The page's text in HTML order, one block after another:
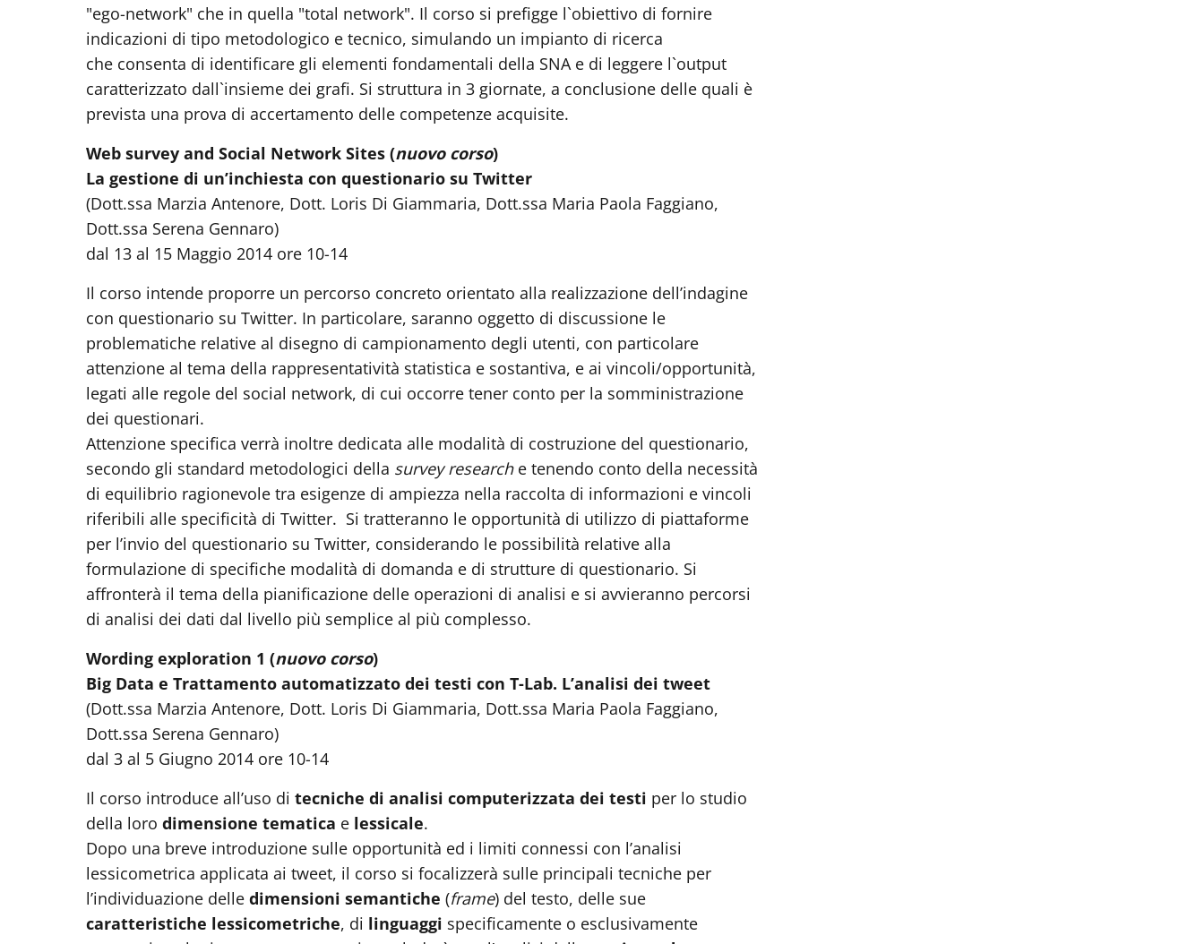
"ego-network" che in quella "total network". Il corso si prefigge l`obiettivo di fornire
indicazioni di tipo metodologico e tecnico, simulando un impianto di ricerca
che consenta di identificare gli elementi fondamentali della SNA e di leggere l`output
caratterizzato dall`insieme dei grafi. Si struttura in 3 giornate, a conclusione delle quali è
prevista una prova di accertamento delle competenze acquisite.
Web survey and Social Network Sites (nuovo corso)
La gestione di un’inchiesta con questionario su Twitter
(Dott.ssa Marzia Antenore, Dott. Loris Di Giammaria, Dott.ssa Maria Paola Faggiano,
Dott.ssa Serena Gennaro)
dal 13 al 15 Maggio 2014 ore 10-14
Il corso intende proporre un percorso concreto orientato alla realizzazione dell’indagine
con questionario su Twitter. In particolare, saranno oggetto di discussione le
problematiche relative al disegno di campionamento degli utenti, con particolare
attenzione al tema della rappresentatività statistica e sostantiva, e ai vincoli/opportunità,
legati alle regole del social network, di cui occorre tener conto per la somministrazione
dei questionari.
Attenzione specifica verrà inoltre dedicata alle modalità di costruzione del questionario,
secondo gli standard metodologici della survey researche tenendo conto della necessità
di equilibrio ragionevole tra esigenze di ampiezza nella raccolta di informazioni e vincoli
riferibili alle specificità di Twitter. Si tratteranno le opportunità di utilizzo di piattaforme
per l’invio del questionario su Twitter, considerando le possibilità relative alla
formulazione di specifiche modalità di domanda e di strutture di questionario. Si
affronterà il tema della pianificazione delle operazioni di analisi e si avvieranno percorsi
di analisi dei dati dal livello più semplice al più complesso.
Wording exploration 1 (nuovo corso)
Big Data e Trattamento automatizzato dei testi con T-Lab. L’analisi dei tweet
(Dott.ssa Marzia Antenore, Dott. Loris Di Giammaria, Dott.ssa Maria Paola Faggiano,
Dott.ssa Serena Gennaro)
dal 3 al 5 Giugno 2014 ore 10-14
Il corso introduce all’uso di tecniche di analisi computerizzata dei testi per lo studio
della loro dimensione tematica e lessicale.
Dopo una breve introduzione sulle opportunità ed i limiti connessi con l’analisi
lessicometrica applicata ai tweet, il corso si focalizzerà sulle principali tecniche per
l’individuazione delle dimensioni semantiche (frame) del testo, delle sue
caratteristiche lessicometriche, di linguaggi specificamente o esclusivamente